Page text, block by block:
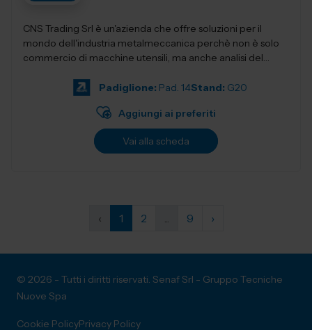
CNS Trading Srl è un'azienda che offre soluzioni per il
mondo dell'industria metalmeccanica perchè non è solo
commercio di macchine utensili, ma anche analisi del
Padiglione: Pad. 14Stand: G20
Aggiungi ai preferiti
Vai alla scheda
‹ 1 2 ... 9 ›
© 2026 - Tutti i diritti riservati. Senaf Srl - Gruppo Tecniche
Nuove Spa
Cookie PolicyPrivacy Policy